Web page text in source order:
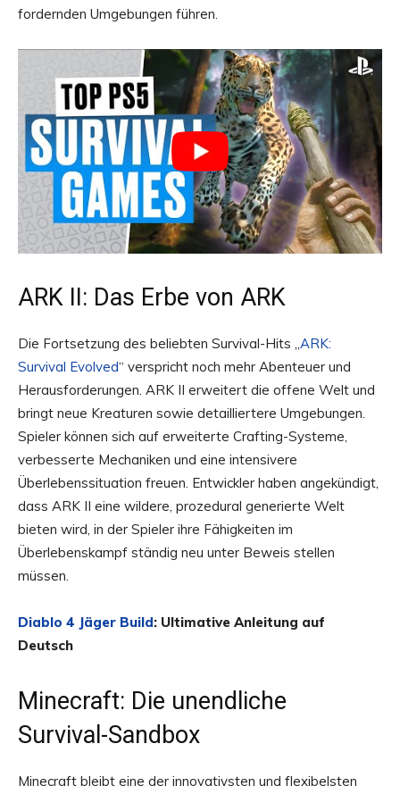
fordernden Umgebungen führen.
ARK II: Das Erbe von ARK
Die Fortsetzung des beliebten Survival-Hits „ARK:
Survival Evolved“ verspricht noch mehr Abenteuer und
Herausforderungen. ARK II erweitert die offene Welt und
bringt neue Kreaturen sowie detailliertere Umgebungen.
Spieler können sich auf erweiterte Crafting-Systeme,
verbesserte Mechaniken und eine intensivere
Überlebenssituation freuen. Entwickler haben angekündigt,
dass ARK II eine wildere, prozedural generierte Welt
bieten wird, in der Spieler ihre Fähigkeiten im
Überlebenskampf ständig neu unter Beweis stellen
müssen.
Diablo 4 Jäger Build: Ultimative Anleitung auf
Deutsch
Minecraft: Die unendliche
Survival-Sandbox
Minecraft bleibt eine der innovativsten und flexibelsten